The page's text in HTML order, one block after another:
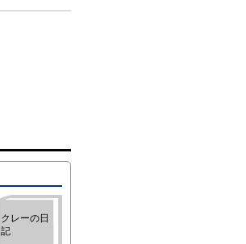
クレーの日
記